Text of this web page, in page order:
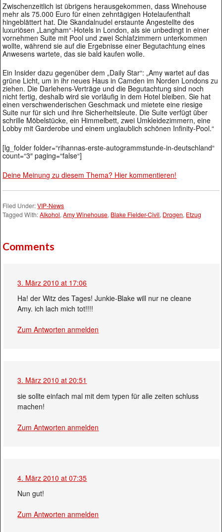
Zwischenzeitlich ist übrigens herausgekommen, dass Winehouse
mehr als 75.000 Euro für einen zehntägigen Hotelaufenthalt
hingeblättert hat. Die Skandalnudel erstaunte Angestellte des
luxuriösen „Langham“-Hotels in London, als sie unbedingt in einer
vornehmen Suite mit Pool und zwei Schlafzimmern unterkommen
wollte, während sie auf die Ergebnisse einer Begutachtung eines
Anwesens wartete, das sie bald kaufen wolle.
Ein Insider dazu gegenüber dem „Daily Star“: „Amy wartet auf das
grüne Licht, um in ihr neues Haus in Camden im Norden Londons zu
ziehen. Die Darlehens-Verträge und die Begutachtung sind noch
nicht fertig, deshalb wird sie vorläufig in dem Hotel bleiben. Sie hat
einen verschwenderischen Geschmack und mietete eine riesige
Suite nur für sich und ihre Sicherheitsleute. Die Suite verfügt über
schrille Möbelstücke, ein Himmelbett, zwei Umkleidezimmern, eine
Lobby mit Garderobe und einem unglaublich schönen Infinity-Pool.“
[lg_folder folder=“rihannas-erste-autogrammstunde-in-deutschland“
count=“3″ paging=“false“]
Deine Meinung zu diesem Thema? Hier kommentieren!
Filed Under:VIP-News
Tagged With:Alkohol,Amy Winehouse, Blake Fielder-Civil, Drogen, Etzug
Comments
3. März 2010 at 17:06
Ha! der Witz des Tages! Junkie-Blake will nur ne cleane
Amy. ich lach mich tot!!!!
Zum Antworten anmelden
3. März 2010 at 20:51
sie sollte einfach mal mit dem typen für alle zeiten schluss
machen!
Zum Antworten anmelden
4. März 2010 at 07:35
Nun gut!
Zum Antworten anmelden